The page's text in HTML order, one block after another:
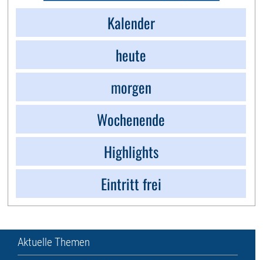
Kalender
heute
morgen
Wochenende
Highlights
Eintritt frei
Aktuelle Themen